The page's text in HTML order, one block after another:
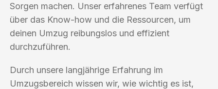
Sorgen machen. Unser erfahrenes Team verfügt
über das Know-how und die Ressourcen, um
deinen Umzug reibungslos und effizient
durchzuführen.
Durch unsere langjährige Erfahrung im
Umzugsbereich wissen wir, wie wichtig es ist,